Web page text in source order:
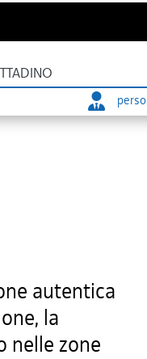
autentica
la
nelle zone